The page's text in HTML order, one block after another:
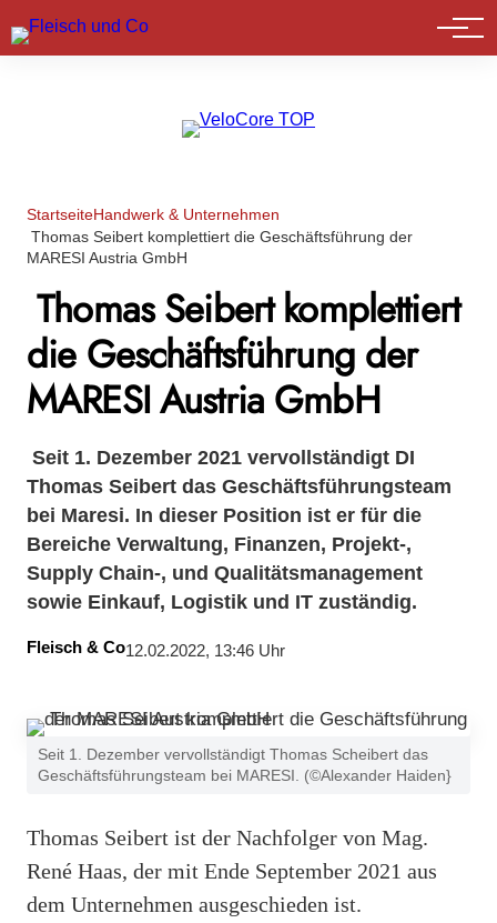
Marktführer
StartseiteHandwerk & Unternehmen
Thomas Seibert komplettiert die Geschäftsführung der
MARESI Austria GmbH
Thomas Seibert komplettiert
die Geschäftsführung der
MARESI Austria GmbH
Seit 1. Dezember 2021 vervollständigt DI
Thomas Seibert das Geschäftsführungsteam
bei Maresi. In dieser Position ist er für die
Bereiche Verwaltung, Finanzen, Projekt-,
Supply Chain-, und Qualitätsmanagement
sowie Einkauf, Logistik und IT zuständig.
Fleisch & Co12.02.2022, 13:46 Uhr
Seit 1. Dezember vervollständigt Thomas Scheibert das
Geschäftsführungsteam bei MARESI. (©Alexander Haiden}
Thomas Seibert ist der Nachfolger von Mag.
René Haas, der mit Ende September 2021 aus
dem Unternehmen ausgeschieden ist.